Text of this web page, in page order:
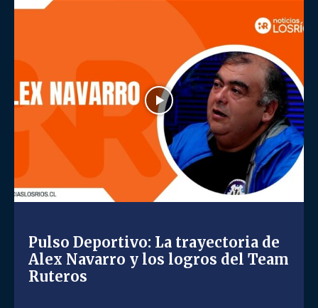
Pulso Deportivo: La trayectoria de
Alex Navarro y los logros del Team
Ruteros